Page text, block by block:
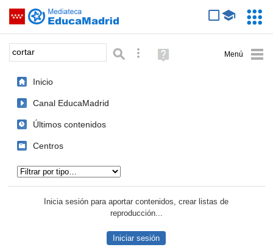
Saltar navegación
Palabra o frase: Búsqueda avanzada
Ayuda
(en
Inicio
Canal EducaMadrid
Últimos contenidos
Centros
Inicia sesión para aportar contenidos, crear listas de
reproducción...
Iniciar sesión